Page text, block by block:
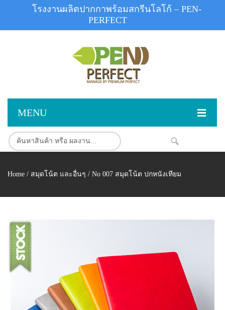
MENU
หน้าแรก
ปากกาพลาสติก
ปากกาโลหะ
ปากกาเน้นข้อความ
ปากกาตั้งโต๊ะ
ปากกา USB
ปากกาหมึกซึม NEW
ปากกาทัชสกรีน NEW
สินค้าสต็อก
ผลงานสินค้า
ผลงานโรงงานปากกา
ติดต่อเรา
บทความ
เกี่ยวกับเรา
วิธีการชำระเงิน
โชว์รูม
ขอใบเสนอราคา
Home / สมุดโน้ต และอื่นๆ / No 007 สมุดโน้ต ปกหนังเทียม
โรงงานผลิตปากกาพร้อมสกรีนโลโก้ – PEN-
PERFECT